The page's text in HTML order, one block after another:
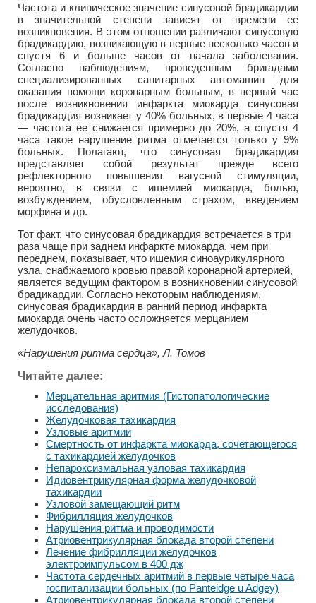
Частота и клиническое значение синусовой брадикардии
в значительной степени зависят от времени ее
возникновения. В этом отношении различают синусовую
брадикардию, возникающую в первые несколько часов и
спустя 6 и больше часов от начала заболевания.
Согласно наблюдениям, проведенным бригадами
специализированных санитарных автомашин для
оказания помощи коронарным больным, в первый час
после возникновения инфаркта миокарда синусовая
брадикардия возникает у 40% больных, в первые 4 часа
— частота ее снижается примерно до 20%, а спустя 4
часа такое нарушение ритма отмечается только у 9%
больных. Полагают, что синусовая брадикардия
представляет собой результат прежде всего
рефлекторного повышения вагусной стимуляции,
вероятно, в связи с ишемией миокарда, болью,
возбуждением, обусловленным страхом, введением
морфина и др.
Тот факт, что синусовая брадикардия встречается в три
раза чаще при заднем инфаркте миокарда, чем при
переднем, показывает, что ишемия синоаурикулярного
узла, снабжаемого кровью правой коронарной артерией,
является ведущим фактором в возникновении синусовой
брадикардии. Согласно некоторым наблюдениям,
синусовая брадикардия в ранний период инфаркта
миокарда очень часто осложняется мерцанием
желудочков.
«Нарушения ритма сердца», Л. Томов
Читайте далее:
Мерцательная аритмия (Гистопатологические
исследования)
Желудочковая тахикардия
Узловые аритмии
Смертность от инфаркта миокарда, сочетающегося
с тахикардией желудочков
Непароксизмальная узловая тахикардия
Идиовентрикулярная форма желудочковой
тахикардии
Узловой замещающий ритм
Фибрилляция желудочков
Нарушения ритма и проводимости
Атриовентрикулярная блокада второй степени
Лечение фибрилляции желудочков
электроимпульсом в 400 дж
Частота сердечных аритмий в первые четыре часа
госпитализации больных (по Panteidge u Adgey)
Атриовентрикулярная блокада второй степени